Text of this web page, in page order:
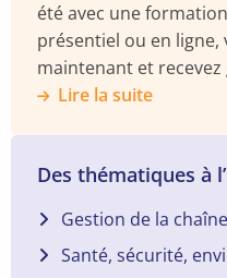
été avec une
présentiel ou en ligne,
maintenant et
enceinte BOSE
Lire la suite
Des thématiques à
Gestion de la
Santé, sécurité,